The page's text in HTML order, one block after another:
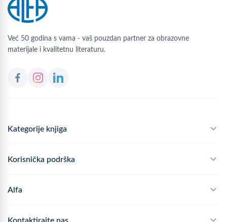
Već 50 godina s vama - vaš pouzdan partner za obrazovne
materijale i kvalitetnu literaturu.
Kategorije knjiga
Školski program
Korisnička podrška
Često postavljana pitanja
Alfa
Politika privatnosti
Kontaktirajte nas